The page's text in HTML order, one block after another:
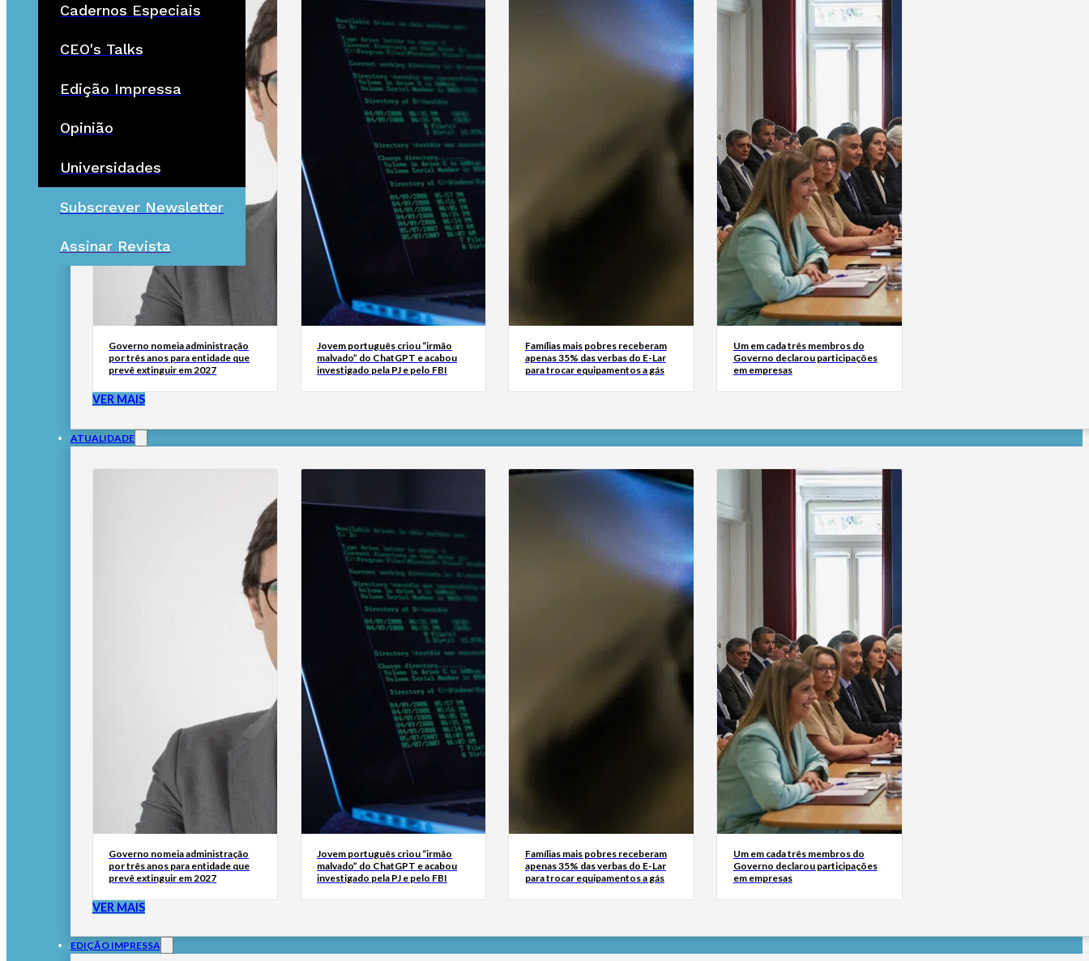
Cadernos Especiais
CEO's Talks
Edição Impressa
Opinião
Universidades
Subscrever Newsletter
Assinar Revista
Governo nomeia administração
por três anos para entidade que
prevê extinguir em 2027
Jovem português criou “irmão
malvado” do ChatGPT e acabou
investigado pela PJ e pelo FBI
Famílias mais pobres receberam
apenas 35% das verbas do E-Lar
para trocar equipamentos a gás
Um em cada três membros do
Governo declarou participações
em empresas
VER MAIS
ATUALIDADE
Governo nomeia administração
por três anos para entidade que
prevê extinguir em 2027
Jovem português criou “irmão
malvado” do ChatGPT e acabou
investigado pela PJ e pelo FBI
Famílias mais pobres receberam
apenas 35% das verbas do E-Lar
para trocar equipamentos a gás
Um em cada três membros do
Governo declarou participações
em empresas
VER MAIS
EDIÇÃO IMPRESSA